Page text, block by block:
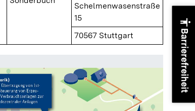
Schelmenwasenstraße
15
70567 Stuttgart
accessibility
Barrierefreiheit